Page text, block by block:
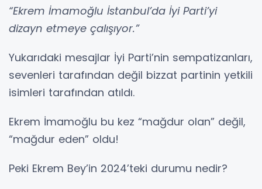
“Ekrem İmamoğlu İstanbul’da İyi Parti’yi
dizayn etmeye çalışıyor.”
Yukarıdaki mesajlar İyi Parti’nin sempatizanları,
sevenleri tarafından değil bizzat partinin yetkili
isimleri tarafından atıldı.
Ekrem İmamoğlu bu kez “mağdur olan” değil,
“mağdur eden” oldu!
Peki Ekrem Bey’in 2024’teki durumu nedir?